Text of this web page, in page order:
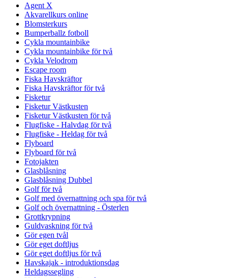
Agent X
Akvarellkurs online
Blomsterkurs
Bumperballz fotboll
Cykla mountainbike
Cykla mountainbike för två
Cykla Velodrom
Escape room
Fiska Havskräftor
Fiska Havskräftor för två
Fisketur
Fisketur Västkusten
Fisketur Västkusten för två
Flugfiske - Halvdag för två
Flugfiske - Heldag för två
Flyboard
Flyboard för två
Fotojakten
Glasblåsning
Glasblåsning Dubbel
Golf för två
Golf med övernattning och spa för två
Golf och övernattning - Österlen
Grottkrypning
Guldvaskning för två
Gör egen tvål
Gör eget doftljus
Gör eget doftljus för två
Havskajak - introduktionsdag
Heldagssegling